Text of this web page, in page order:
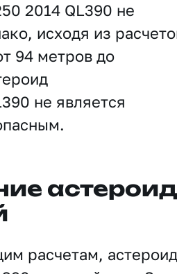
2014 QL390 не
исходя из
94 метров до
не является
расчетам, астероид